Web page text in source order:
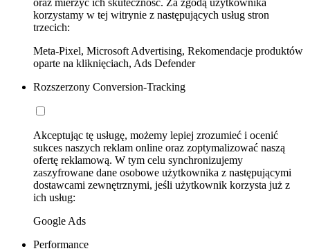
oraz mierzyć ich skuteczność. Za zgodą użytkownika
korzystamy w tej witrynie z następujących usług stron
trzecich:
Meta-Pixel, Microsoft Advertising, Rekomendacje produktów
oparte na kliknięciach, Ads Defender
Rozszerzony Conversion-Tracking
Akceptując tę usługę, możemy lepiej zrozumieć i ocenić
sukces naszych reklam online oraz zoptymalizować naszą
ofertę reklamową. W tym celu synchronizujemy
zaszyfrowane dane osobowe użytkownika z następującymi
dostawcami zewnętrznymi, jeśli użytkownik korzysta już z
ich usług:
Google Ads
Performance